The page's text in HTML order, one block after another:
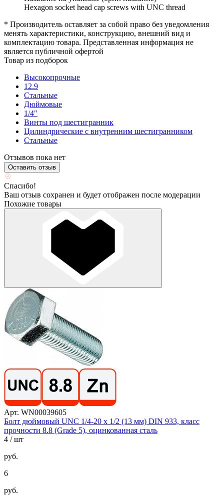
Hexagon socket head cap screws with UNC thread
* Производитель оставляет за собой право без уведомления
менять характеристики, конструкцию, внешний вид и
комплектацию товара. Представленная информация не
является публичной офертой
Товар из подборок
Высокопрочные
12.9
Стальные
Дюймовые
1/4"
Винты под шестигранник
Цилиндрические с внутренним шестигранником
Стальные
Отзывов пока нет
Оставить отзыв
Спасибо!
Ваш отзыв сохранен и будет отображен после модерации
Похожие товары
Арт. WN00039605
Болт дюймовый UNC 1/4-20 х 1/2 (13 мм) DIN 933, класс
прочности 8.8 (Grade 5), оцинкованная сталь
4 / шт
руб.
6
руб.